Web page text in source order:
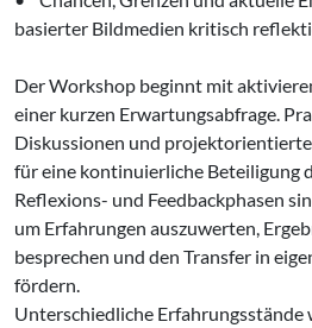
basierter Bildmedien kritisch
Der Workshop beginnt mit
einer kurzen Erwartungsabfrage.
Diskussionen und
für eine kontinuierliche Beteiligung
Reflexions- und Feedbackphasen
um Erfahrungen auszuwerten,
besprechen und den Transfer in
fördern.
Unterschiedliche Erfahrungsstände